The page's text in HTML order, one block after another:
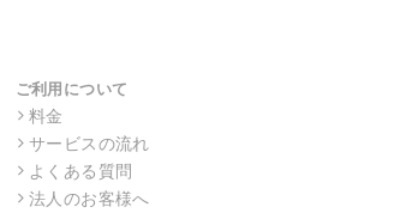
情報を外部に委
の高い委託先を
約を交わし、適
ご利用について
料金
サービスの流れ
よくある質問
法人のお客様へ